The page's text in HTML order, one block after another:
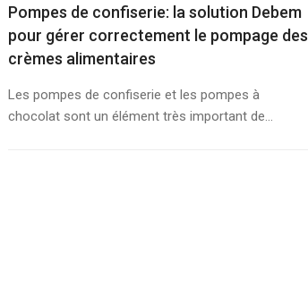
Pompes de confiserie: la solution Debem
pour gérer correctement le pompage des
crèmes alimentaires
Les pompes de confiserie et les pompes à
chocolat sont un élément très important de...